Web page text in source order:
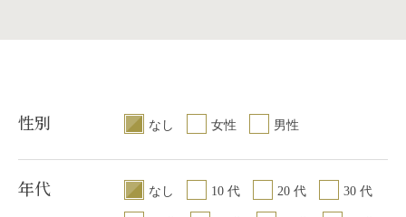
性別 なし 女性 男性
年代 なし 10 代 20 代 30 代